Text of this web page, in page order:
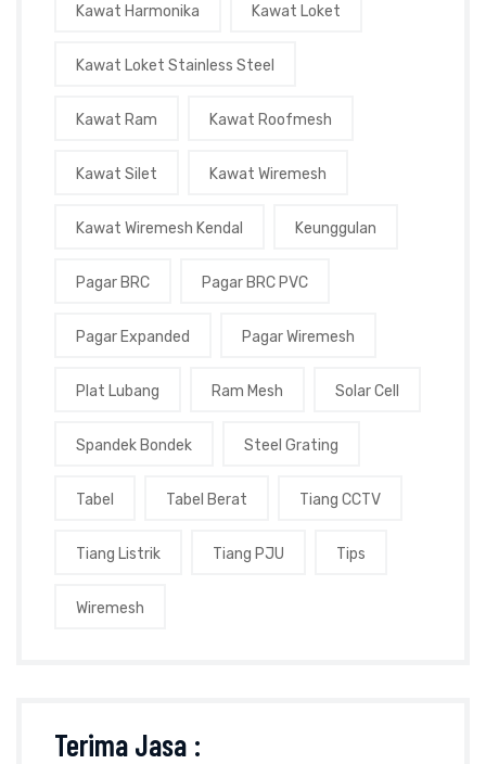
Kawat Harmonika Kawat Loket
Kawat Loket Stainless Steel
Kawat Ram Kawat Roofmesh
Kawat Silet Kawat Wiremesh
Kawat Wiremesh Kendal Keunggulan
Pagar BRC Pagar BRC PVC
Pagar Expanded Pagar Wiremesh
Plat Lubang Ram Mesh Solar Cell
Spandek Bondek Steel Grating
Tabel Tabel Berat Tiang CCTV
Tiang Listrik Tiang PJU Tips
Wiremesh
Terima Jasa :